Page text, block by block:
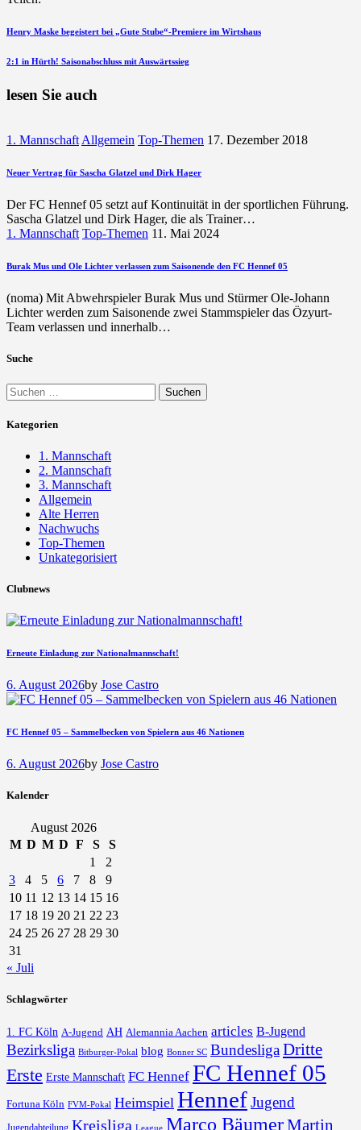
Beitragsnavigation
vorherigen
Henry Maske begeistert bei „Gute Stube“-Premiere im Wirtshaus
nächsten
2:1 in Hürth! Saisonabschluss mit Auswärtssieg
lesen Sie auch
1. MannschaftAllgemein Top-Themen 17. Dezember 2018
Neuer Vertrag für Sascha Glatzel und Dirk Hager
Der FC Hennef 05 setzt auf Kontinuität in der sportlichen Führung.
Sascha Glatzel und Dirk Hager, die als Trainer…
1. Mannschaft Top-Themen 11. Mai 2024
Burak Mus und Ole Lichter verlassen zum Saisonende den FC Hennef 05
(noma) Mit Abwehrspieler Burak Mus und Stürmer Ole-Johann
Lichter werden zum Saisonende zwei Stammspieler das Özyurt-
Team verlassen und innerhalb…
Suche
Suchen
nach:
Kategorien
1. Mannschaft
2. Mannschaft
3. Mannschaft
Allgemein
Alte Herren
Nachwuchs
Top-Themen
Unkategorisiert
Clubnews
Erneute Einladung zur Nationalmannschaft!
6. August 2026by Jose Castro
FC Hennef 05 – Sammelbecken von Spielern aus 46 Nationen
6. August 2026by Jose Castro
Kalender
August 2026
M D M D F S
S
1
2
3
4 5 6 7 8
9
10 11 12 13 14 15 16
17 18 19 20 21 22 23
24 25 26 27 28 29 30
31
« Juli
Schlagwörter
1. FC Köln A-Jugend AH Alemannia Aachen articles B-Jugend
Bezirksliga Bitburger-Pokal blog Bonner SC Bundesliga Dritte
Erste Erste Mannschaft FC Hennef FC Hennef 05
Fortuna Köln FVM-Pokal Heimspiel HennefJugend
Kreisliga League Marco BäumerMartin